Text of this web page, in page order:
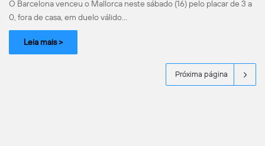
O Barcelona venceu o Mallorca neste sábado (16) pelo placar de 3 a
0, fora de casa, em duelo válido…
Leia mais >
Próxima página